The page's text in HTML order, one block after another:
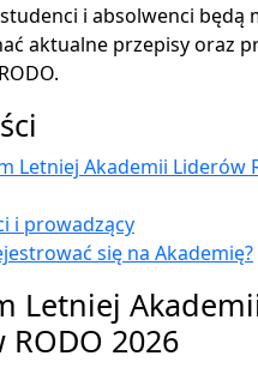
i absolwenci będą
aktualne przepisy oraz
Letniej Akademii Liderów
i prowadzący
się na Akademię?
Letniej
RODO 2026